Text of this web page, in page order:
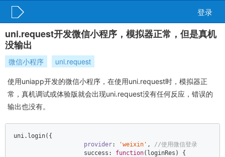
登录
uni.request开发微信小程序，模拟器正常，但是真机
没输出
微信小程序 uni.request
使用uniapp开发的微信小程序，在使用uni.request时，模拟器正
常，真机调试或体验版就会出现uni.request没有任何反应，错误的
输出也没有。
uni.login({
provider: 'weixin' , //使用微信登录
                    success:
function( loginRes ) {